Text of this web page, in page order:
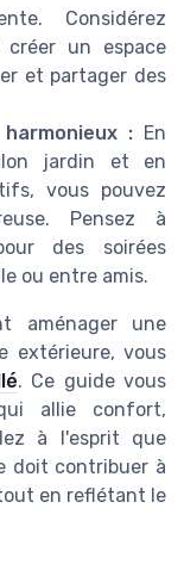
Considérez
créer un espace
et partager des
: En
jardin et en
vous pouvez
Pensez à
des soirées
ou entre amis.
aménager une
extérieure, vous
. Ce guide vous
allie confort,
à l'esprit que
doit contribuer à
en reflétant le